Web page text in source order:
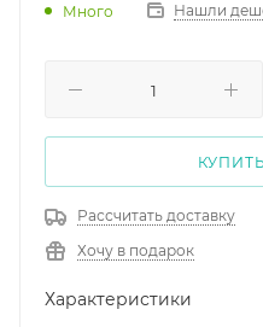
Много
Нашли
Рассчитать доставку
Хочу в подарок
Характеристики